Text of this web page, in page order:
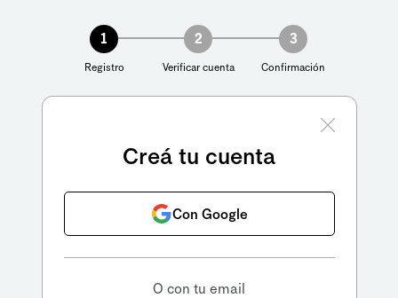
1
Registro
2
Verificar cuenta
3
Confirmación
Creá tu cuenta
Con Google
O con tu email